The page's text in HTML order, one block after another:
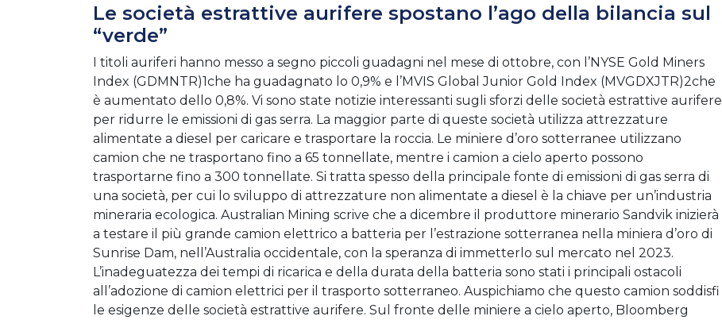
Le società estrattive aurifere spostano l’ago della bilancia sul
“verde”
I titoli auriferi hanno messo a segno piccoli guadagni nel mese di ottobre, con l’NYSE Gold Miners
Index (GDMNTR)1che ha guadagnato lo 0,9% e l’MVIS Global Junior Gold Index (MVGDXJTR)2che
è aumentato dello 0,8%. Vi sono state notizie interessanti sugli sforzi delle società estrattive aurifere
per ridurre le emissioni di gas serra. La maggior parte di queste società utilizza attrezzature
alimentate a diesel per caricare e trasportare la roccia. Le miniere d’oro sotterranee utilizzano
camion che ne trasportano fino a 65 tonnellate, mentre i camion a cielo aperto possono
trasportarne fino a 300 tonnellate. Si tratta spesso della principale fonte di emissioni di gas serra di
una società, per cui lo sviluppo di attrezzature non alimentate a diesel è la chiave per un’industria
mineraria ecologica. Australian Mining scrive che a dicembre il produttore minerario Sandvik inizierà
a testare il più grande camion elettrico a batteria per l’estrazione sotterranea nella miniera d’oro di
Sunrise Dam, nell’Australia occidentale, con la speranza di immetterlo sul mercato nel 2023.
L’inadeguatezza dei tempi di ricarica e della durata della batteria sono stati i principali ostacoli
all’adozione di camion elettrici per il trasporto sotterraneo. Auspichiamo che questo camion soddisfi
le esigenze delle società estrattive aurifere. Sul fronte delle miniere a cielo aperto, Bloomberg